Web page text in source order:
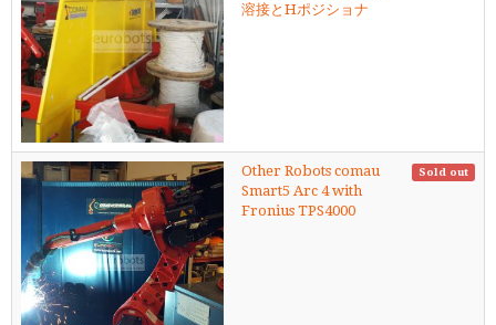
溶接とHポジショナ
Other Robots comau
Smart5 Arc 4 with
Fronius TPS4000
Sold out